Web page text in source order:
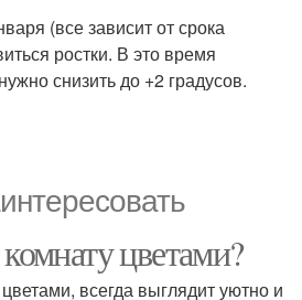
(все зависит от срока
ростки. В это время
снизить до +2 градусов.
цветами?
всегда выглядит уютно и